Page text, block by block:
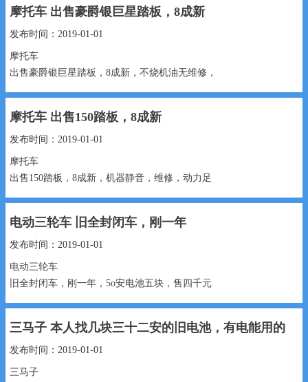
摩托车 出售豪爵银巨星踏板，8成新
发布时间：2019-01-01
摩托车
出售豪爵银巨星踏板，8成新，不烧机油无维修，
摩托车 出售150踏板，8成新
发布时间：2019-01-01
摩托车
出售150踏板，8成新，机器静音，维修，动力足​‌‌​‌‌
电动三轮车 旧全封闭车，刚一年
发布时间：2019-01-01
电动三轮车
旧全封闭车，刚一年，5o安电池五块，售四千元
三马子 本人找几块三十二安的旧电池，有电能用的
发布时间：2019-01-01
三马子